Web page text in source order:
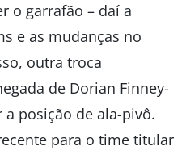
o garrafão – daí a
e as mudanças no
outra troca
de Dorian Finney-
posição de ala-pivô.
para o time titular